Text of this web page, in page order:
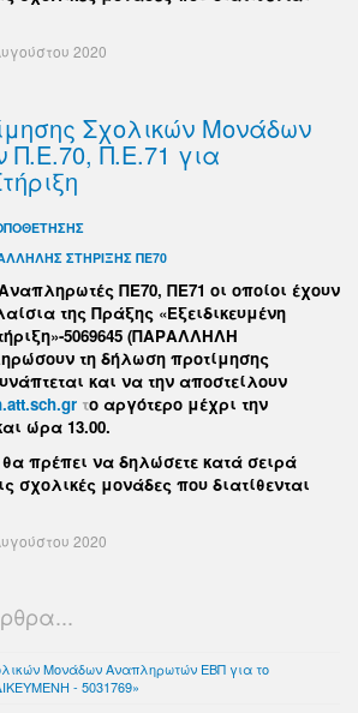
2020
Σχολικών Μονάδων
Π.Ε.71 για
ΣΤΗΡΙΞΗΣ ΠΕ70
ΠΕ70, ΠΕ71 οι οποίοι έχουν
της Πράξης «Εξειδικευμένη
5069645 (ΠΑΡΑΛΛΗΛΗ
τη δήλωση προτίμησης
και να την αποστείλουν
το αργότερο μέχρι την
ώρα 13.00.
πρέπει να δηλώσετε κατά σειρά
σχολικές μονάδες που διατίθενται
2020
Μονάδων Αναπληρωτών ΕΒΠ για το
- 5031769»